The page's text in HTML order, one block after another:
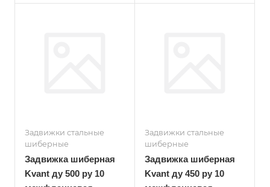
Задвижки стальные
шиберные
Задвижка шиберная
Kvant ду 500 ру 10
Задвижки стальные
шиберные
Задвижка шиберная
Kvant ду 450 ру 10